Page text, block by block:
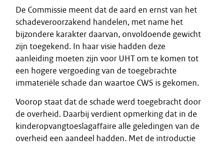
De Commissie meent dat de aard en ernst van het
schadeveroorzakend handelen, met name het
bijzondere karakter daarvan, onvoldoende gewicht
zijn toegekend. In haar visie hadden deze
aanleiding moeten zijn voor UHT om te komen tot
een hogere vergoeding van de toegebrachte
immateriële schade dan waartoe CWS is gekomen.
Voorop staat dat de schade werd toegebracht door
de overheid. Daarbij verdient opmerking dat in de
kinderopvangtoeslagaffaire alle geledingen van de
overheid een aandeel hadden. Met de introductie